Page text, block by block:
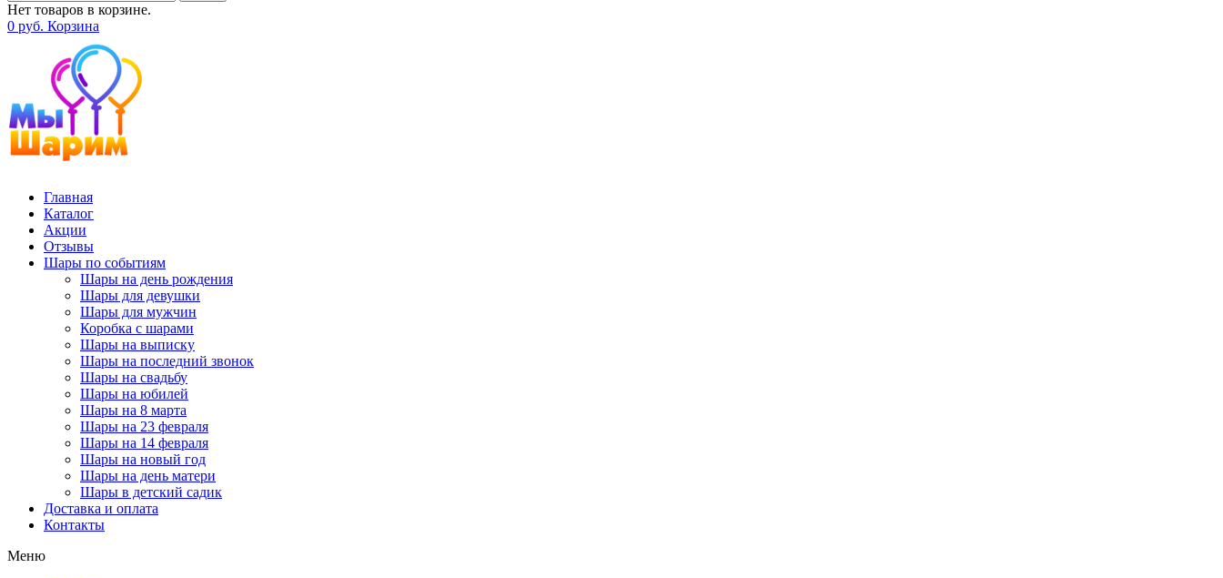
Нет товаров в корзине.
0 руб. Корзина
Главная
Каталог
Акции
Отзывы
Шары по событиям
Шары на день рождения
Шары для девушки
Шары для мужчин
Коробка с шарами
Шары на выписку
Шары на последний звонок
Шары на свадьбу
Шары на юбилей
Шары на 8 марта
Шары на 23 февраля
Шары на 14 февраля
Шары на новый год
Шары на день матери
Шары в детский садик
Доставка и оплата
Контакты
Меню